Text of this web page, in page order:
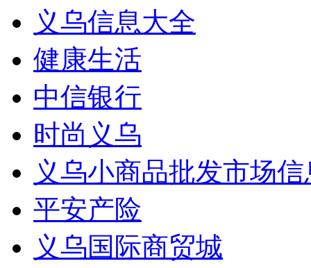
义乌信息大全
健康生活
中信银行
时尚义乌
义乌小商品批发市场
平安产险
义乌国际商贸城